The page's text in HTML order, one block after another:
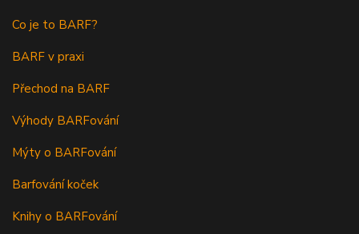
Co je to BARF?
BARF v praxi
Přechod na BARF
Výhody BARFování
Mýty o BARFování
Barfování koček
Knihy o BARFování